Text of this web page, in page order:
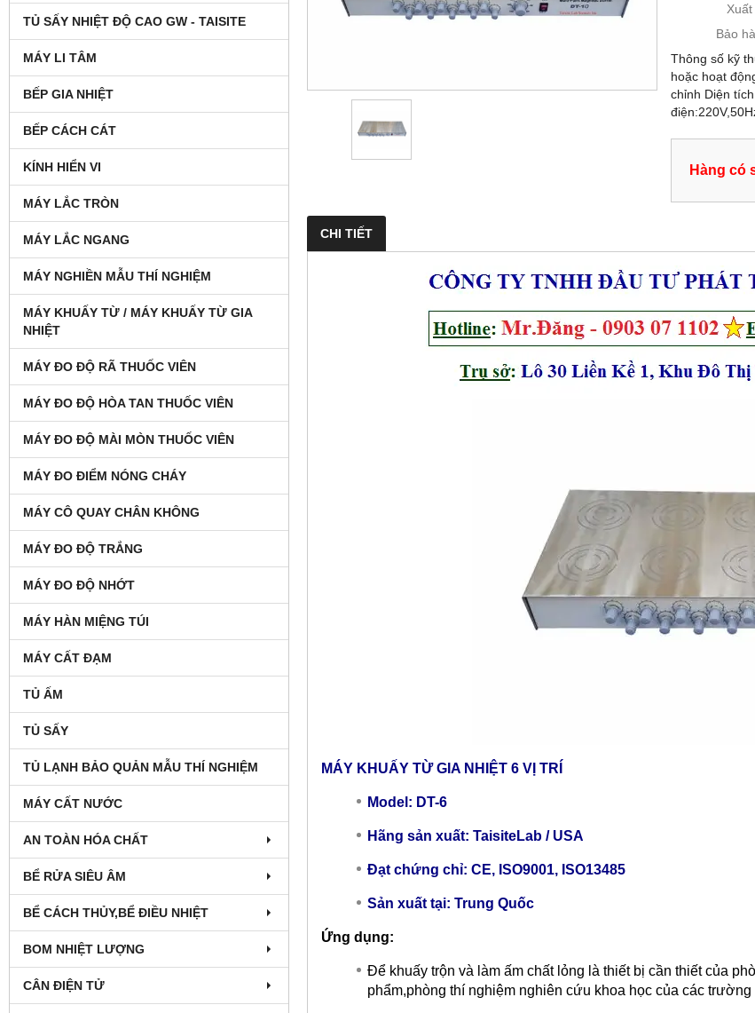
TỦ SẤY NHIỆT ĐỘ CAO GW - TAISITE
MÁY LI TÂM
BẾP GIA NHIỆT
BẾP CÁCH CÁT
KÍNH HIỂN VI
MÁY LẮC TRÒN
MÁY LẮC NGANG
MÁY NGHIỀN MẪU THÍ NGHIỆM
MÁY KHUẤY TỪ / MÁY KHUẤY TỪ GIA
NHIỆT
MÁY ĐO ĐỘ RÃ THUỐC VIÊN
MÁY ĐO ĐỘ HÒA TAN THUỐC VIÊN
MÁY ĐO ĐỘ MÀI MÒN THUỐC VIÊN
MÁY ĐO ĐIỂM NÓNG CHÁY
MÁY CÔ QUAY CHÂN KHÔNG
MÁY ĐO ĐỘ TRẮNG
MÁY ĐO ĐỘ NHỚT
MÁY HÀN MIỆNG TÚI
MÁY CẤT ĐẠM
TỦ ẤM
TỦ SẤY
TỦ LẠNH BẢO QUẢN MẪU THÍ NGHIỆM
MÁY CẤT NƯỚC
AN TOÀN HÓA CHẤT
BỂ RỬA SIÊU ÂM
BỂ CÁCH THỦY,BỂ ĐIỀU NHIỆT
BOM NHIỆT LƯỢNG
CÂN ĐIỆN TỬ
Bảo
Thông số kỹ
hoặc hoạt
chỉnh Diện
Hàng có
CHI TIẾT
MÁY KHUẤY TỪ GIA NHIỆT 6 VỊ TRÍ
Model: DT-6
Hãng sản xuất: TaisiteLab / USA
Đạt chứng chỉ: CE, ISO9001, ISO13485
Sản xuất tại: Trung Quốc
Ứng dụng:
Để khuấy trộn và làm ấm chất lỏng là thiết bị cần thiết của
phẩm,phòng thí nghiệm nghiên cứu khoa học của các trường